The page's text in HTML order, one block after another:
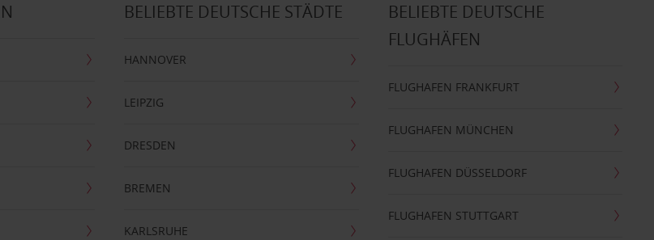
BELIEBTE DEUTSCHE STÄDTE
HANNOVER
LEIPZIG
DRESDEN
BREMEN
KARLSRUHE
BELIEBTE DEUTSCHE
FLUGHÄFEN
FLUGHAFEN FRANKFURT
FLUGHAFEN MÜNCHEN
FLUGHAFEN DÜSSELDORF
FLUGHAFEN STUTTGART